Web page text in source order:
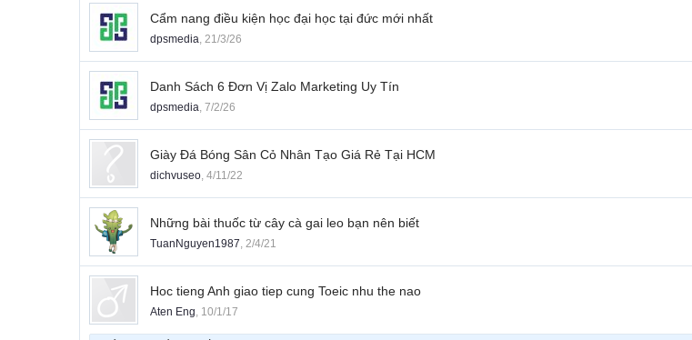
Cẩm nang điều kiện học đại học tại đức mới nhất
dpsmedia, 21/3/26
Danh Sách 6 Đơn Vị Zalo Marketing Uy Tín
dpsmedia, 7/2/26
Giày Đá Bóng Sân Cỏ Nhân Tạo Giá Rẻ Tại HCM
dichvuseo, 4/11/22
Những bài thuốc từ cây cà gai leo bạn nên biết
TuanNguyen1987, 2/4/21
Hoc tieng Anh giao tiep cung Toeic nhu the nao
Aten Eng, 10/1/17